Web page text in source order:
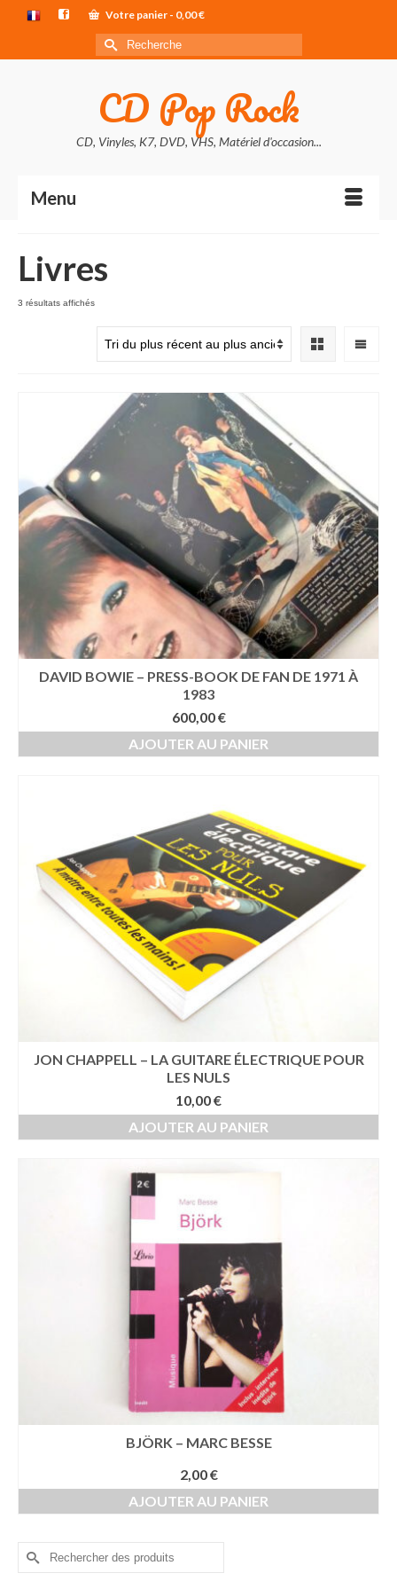
Votre panier - 0,00€
Rechercher :
CD Pop Rock
CD, Vinyles, K7, DVD, VHS, Matériel d'occasion...
Menu
Livres
3 résultats affichésTrié
ancien
DAVID BOWIE – PRESS-BOOK DE FAN DE 1971 À
1983
600,00€
AJOUTER AU PANIER
JON CHAPPELL – LA GUITARE ÉLECTRIQUE POUR
LES NULS
10,00€
AJOUTER AU PANIER
BJÖRK – MARC BESSE
2,00€
AJOUTER AU PANIER
Rechercher :